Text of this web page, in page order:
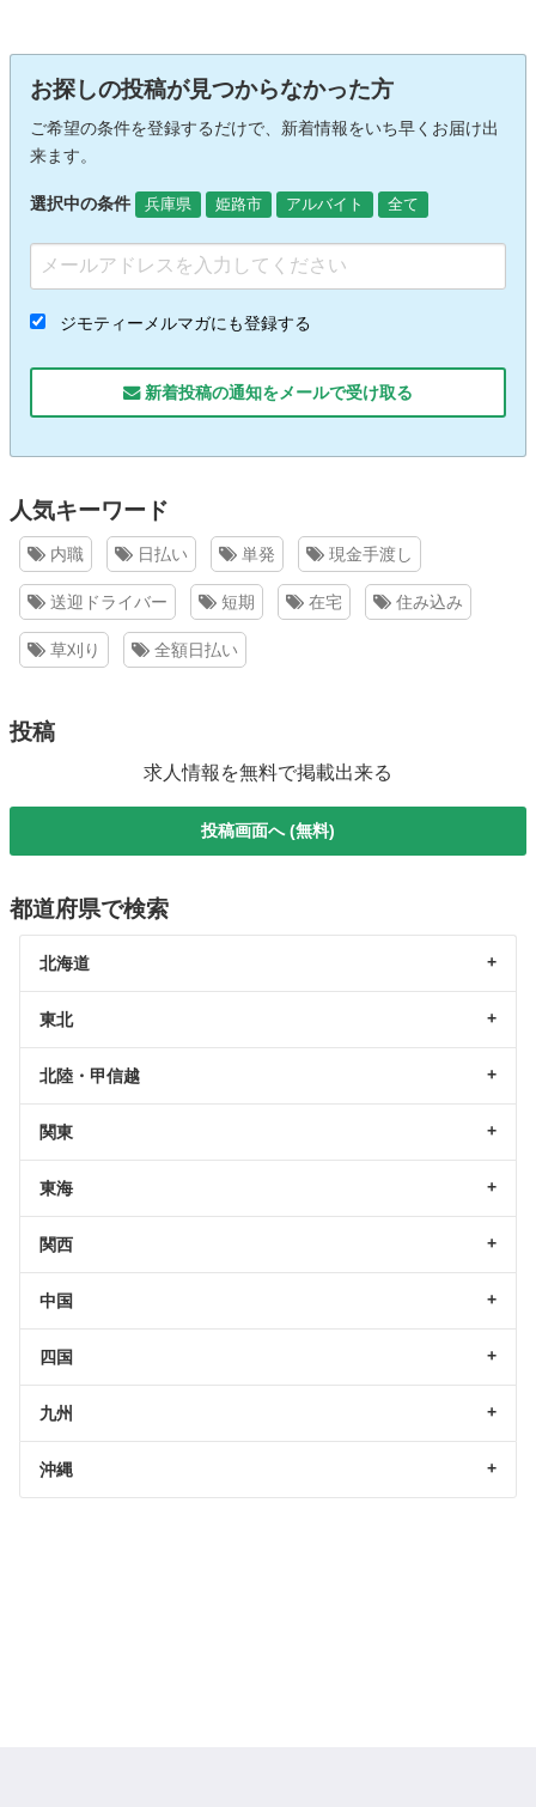
お探しの投稿が見つからなかった方
ご希望の条件を登録するだけで、新着情報をいち早くお届け出
来ます。
選択中の条件 兵庫県 姫路市 アルバイト 全て
ジモティーメルマガにも登録する
新着投稿の通知をメールで受け取る
人気キーワード
内職 日払い 単発 現金手渡し
送迎ドライバー 短期 在宅 住み込み
草刈り 全額日払い
投稿
求人情報を無料で掲載出来る
投稿画面へ (無料)
都道府県で検索
北海道
東北
北陸・甲信越
関東
東海
関西
中国
四国
九州
沖縄